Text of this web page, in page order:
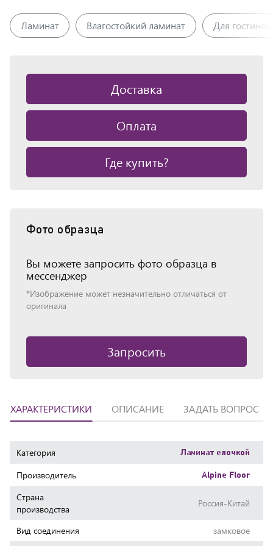
Ламинат Влагостойкий ламинат Для гостиной
Доставка
Оплата
Где купить?
Фото образца
Вы можете запросить фото образца в
мессенджер
*Изображение может незначительно отличаться от
оригинала
Запросить
ХАРАКТЕРИСТИКИ ОПИСАНИЕ ЗАДАТЬ ВОПРОС
Характеристики
Категория Ламинат елочкой
Производитель Alpine Floor
Страна
производства
Россия-Китай
Вид соединения
замковое